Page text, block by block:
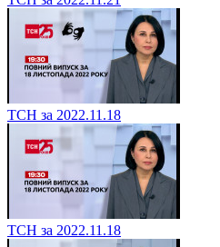
ТСН за 2022.11.18
ТСН за 2022.11.18